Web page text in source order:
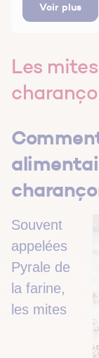
Voir plus
Les
Souvent
appelées
Pyrale de
la farine,
les mites